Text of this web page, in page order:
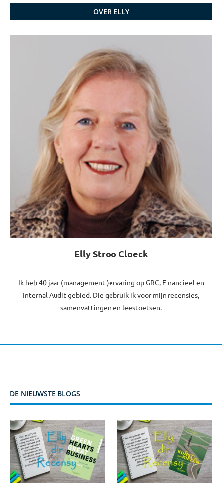
OVER ELLY
Elly Stroo Cloeck
Ik heb 40 jaar (management-)ervaring op GRC, Financieel en
Internal Audit gebied. Die gebruik ik voor mijn recensies,
samenvattingen en leestoetsen.
DE NIEUWSTE BLOGS